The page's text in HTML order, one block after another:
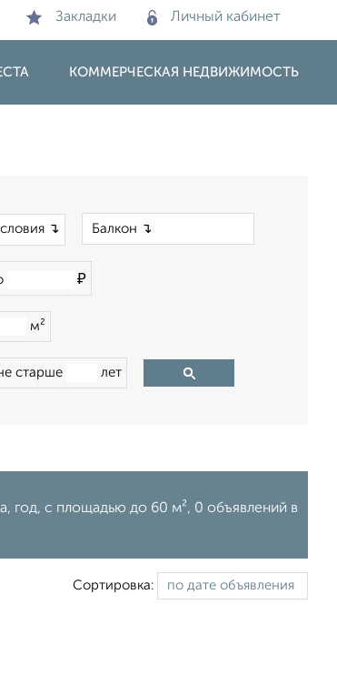
Закладки Личный кабинет
КОММЕРЧЕСКАЯ НЕДВИЖИМОСТЬ
↴
₽
м²
старше лет
год, c площадью до 60 м², 0 объявлений в
Сортировка: